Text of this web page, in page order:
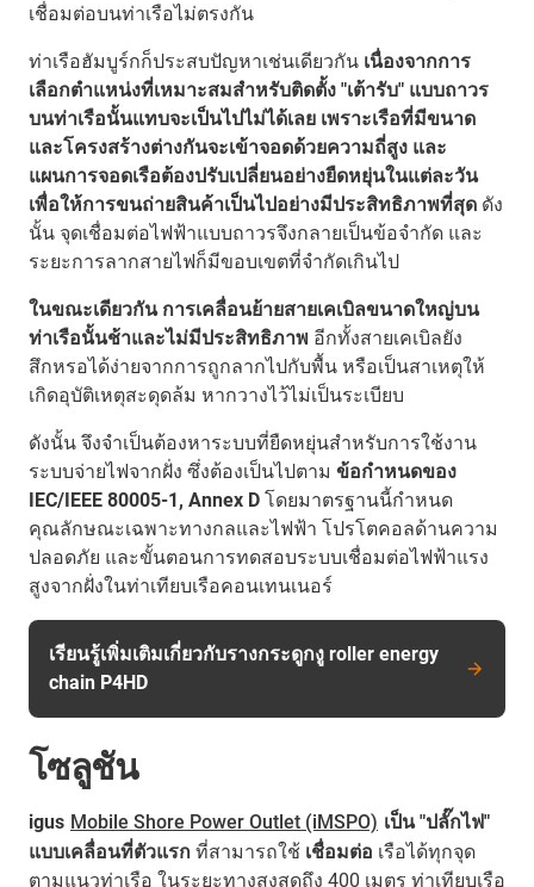
เชื่อมต่อบนท่าเรือไม่ตรงกัน
ท่าเรือฮัมบูร์กก็ประสบปัญหาเช่นเดียวกัน เนื่องจากการ
เลือกตำแหน่งที่เหมาะสมสำหรับติดตั้ง "เต้ารับ" แบบถาวร
บนท่าเรือนั้นแทบจะเป็นไปไม่ได้เลย เพราะเรือที่มีขนาด
และโครงสร้างต่างกันจะเข้าจอดด้วยความถี่สูง และ
แผนการจอดเรือต้องปรับเปลี่ยนอย่างยืดหยุ่นในแต่ละวัน
เพื่อให้การขนถ่ายสินค้าเป็นไปอย่างมีประสิทธิภาพที่สุด ดัง
นั้น จุดเชื่อมต่อไฟฟ้าแบบถาวรจึงกลายเป็นข้อจำกัด และ
ระยะการลากสายไฟก็มีขอบเขตที่จำกัดเกินไป
ในขณะเดียวกัน การเคลื่อนย้ายสายเคเบิลขนาดใหญ่บน
ท่าเรือนั้นช้าและไม่มีประสิทธิภาพ อีกทั้งสายเคเบิลยัง
สึกหรอได้ง่ายจากการถูกลากไปกับพื้น หรือเป็นสาเหตุให้
เกิดอุบัติเหตุสะดุดล้ม หากวางไว้ไม่เป็นระเบียบ
ดังนั้น จึงจำเป็นต้องหาระบบที่ยืดหยุ่นสำหรับการใช้งาน
ระบบจ่ายไฟจากฝั่ง ซึ่งต้องเป็นไปตาม ข้อกำหนดของ
IEC/IEEE 80005-1, Annex D โดยมาตรฐานนี้กำหนด
คุณลักษณะเฉพาะทางกลและไฟฟ้า โปรโตคอลด้านความ
ปลอดภัย และขั้นตอนการทดสอบระบบเชื่อมต่อไฟฟ้าแรง
สูงจากฝั่งในท่าเทียบเรือคอนเทนเนอร์
เรียนรู้เพิ่มเติมเกี่ยวกับรางกระดูกงู roller energy
chain P4HD
โซลูชัน
igus Mobile Shore Power Outlet (iMSPO) เป็น "ปลั๊กไฟ"
แบบเคลื่อนที่ตัวแรก ที่สามารถใช้ เชื่อมต่อ เรือได้ทุกจุด
ตามแนวท่าเรือ ในระยะทางสูงสุดถึง 400 เมตร ท่าเทียบเรือ